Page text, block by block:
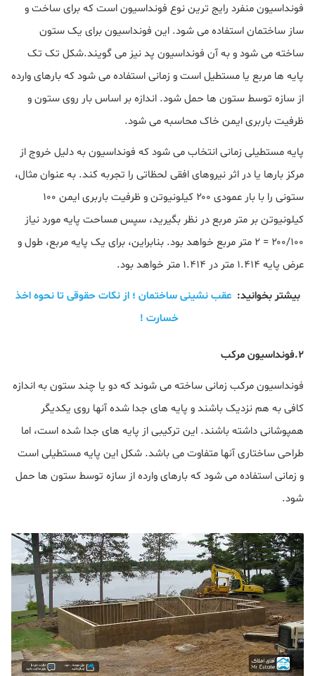
فونداسیون منفرد رایج ترین نوع فونداسیون است که برای ساخت و
ساز ساختمان استفاده می شود. این فونداسیون برای یک ستون
ساخته می شود و به آن فونداسیون پد نیز می گویند.شکل تک تک
پایه ها مربع یا مستطیل است و زمانی استفاده می شود که بارهای وارده
از سازه توسط ستون ها حمل شود. اندازه بر اساس بار روی ستون و
ظرفیت باربری ایمن خاک محاسبه می شود.
پایه مستطیلی زمانی انتخاب می شود که فونداسیون به دلیل خروج از
مرکز بارها یا در اثر نیروهای افقی لحظاتی را تجربه کند. به عنوان مثال،
ستونی را با بار عمودی ۲۰۰ کیلونیوتن و ظرفیت باربری ایمن ۱۰۰
کیلونیوتن بر متر مربع در نظر بگیرید، سپس مساحت پایه مورد نیاز
۲۰۰/۱۰۰ = ۲ متر مربع خواهد بود. بنابراین، برای یک پایه مربع، طول و
عرض پایه ۱.۴۱۴ متر در ۱.۴۱۴ متر خواهد بود.
بیشتر بخوانید: عقب نشینی ساختمان ؛ از نکات حقوقی تا نحوه اخذ
خسارت !
۲.فونداسیون مرکب
فونداسیون مرکب زمانی ساخته می شوند که دو یا چند ستون به اندازه
کافی به هم نزدیک باشند و پایه های جدا شده آنها روی یکدیگر
همپوشانی داشته باشند. این ترکیبی از پایه های جدا شده است، اما
طراحی ساختاری آنها متفاوت می باشد. شکل این پایه مستطیلی است
و زمانی استفاده می شود که بارهای وارده از سازه توسط ستون ها حمل
شود.